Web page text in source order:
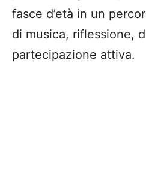
fasce d’età in un
di musica, riflessione,
partecipazione attiva.